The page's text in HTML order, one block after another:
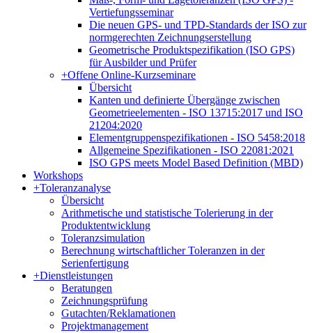
Vertiefungsseminar
Die neuen GPS- und TPD-Standards der ISO zur
normgerechten Zeichnungserstellung
Geometrische Produktspezifikation (ISO GPS)
für Ausbilder und Prüfer
+Offene Online-Kurzseminare
Übersicht
Kanten und definierte Übergänge zwischen
Geometrieelementen - ISO 13715:2017 und ISO
21204:2020
Elementgruppenspezifikationen - ISO 5458:2018
Allgemeine Spezifikationen - ISO 22081:2021
ISO GPS meets Model Based Definition (MBD)
Workshops
+Toleranzanalyse
Übersicht
Arithmetische und statistische Tolerierung in der
Produktentwicklung
Toleranzsimulation
Berechnung wirtschaftlicher Toleranzen in der
Serienfertigung
+Dienstleistungen
Beratungen
Zeichnungsprüfung
Gutachten/Reklamationen
Projektmanagement